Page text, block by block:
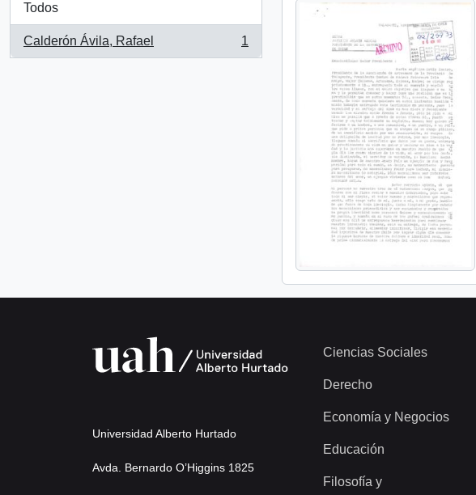
Todos
Calderón Ávila, Rafael
, 1 resultados
1
Universidad Alberto Hurtado
Avda. Bernardo O’Higgins 1825
Ciencias Sociales
Derecho
Economía y Negocios
Educación
Filosofía y